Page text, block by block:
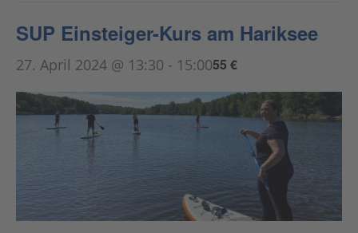
SUP Einsteiger-Kurs am Hariksee
27. April 2024 @ 13:30 - 15:0055 €